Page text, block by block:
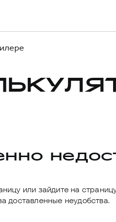
или зайдите на
доставленные неудобства.